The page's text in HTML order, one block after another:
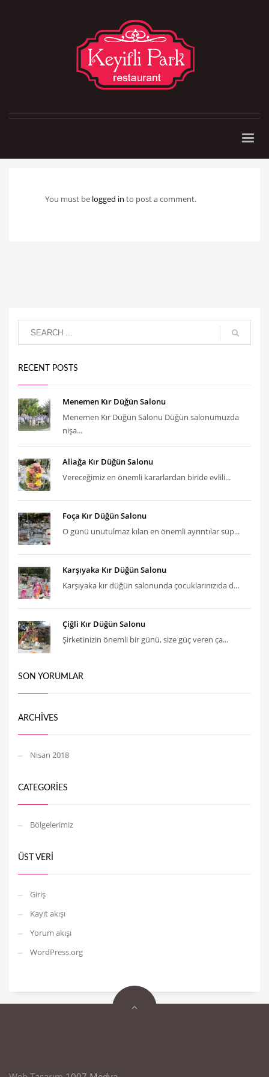
You must be logged in to post a comment.
RECENT POSTS
Menemen Kır Düğün Salonu
Menemen Kır Düğün Salonu Düğün salonumuzda
nişa...
Aliağa Kır Düğün Salonu
Vereceğimiz en önemli kararlardan biride evlili...
Foça Kır Düğün Salonu
O günü unutulmaz kılan en önemli ayrıntılar süp...
Karşıyaka Kır Düğün Salonu
Karşıyaka kır düğün salonunda çocuklarınızıda d...
Çiğli Kır Düğün Salonu
Şirketinizin önemli bir günü, size güç veren ça...
SON YORUMLAR
ARCHIVES
Nisan 2018
CATEGORIES
Bölgelerimiz
ÜST VERI
Giriş
Kayıt akışı
Yorum akışı
WordPress.org